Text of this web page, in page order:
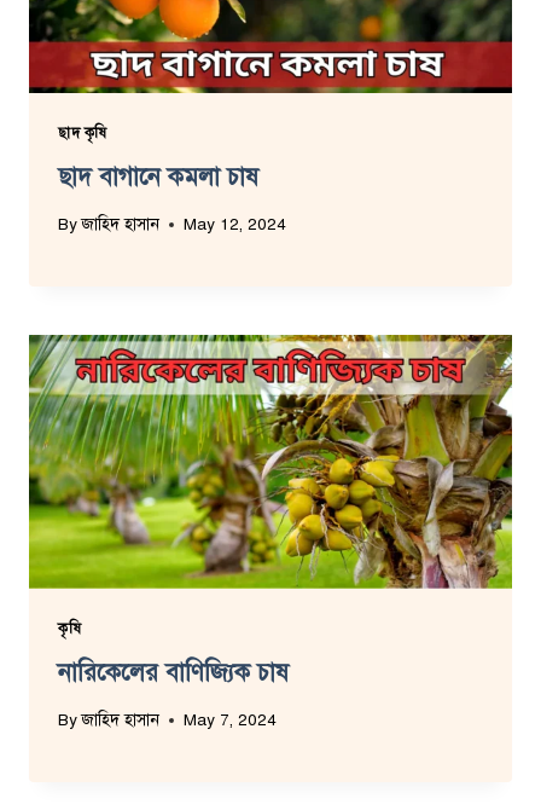
ছাদ কৃষি
ছাদ বাগানে কমলা চাষ
Byজাহিদ হাসান May 12, 2024
কৃষি
নারিকেলের বাণিজ্যিক চাষ
Byজাহিদ হাসান May 7, 2024